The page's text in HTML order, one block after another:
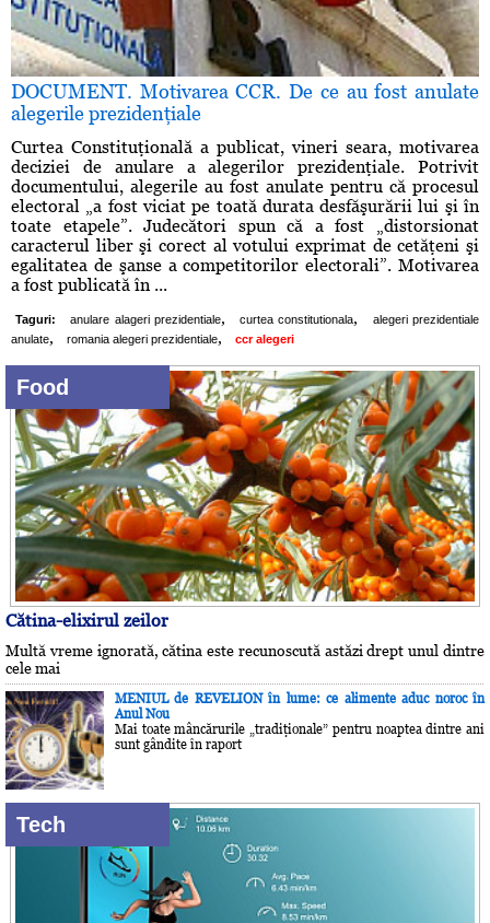
DOCUMENT. Motivarea CCR. De ce au fost anulate
alegerile prezidenţiale
Curtea Constituţională a publicat, vineri seara, motivarea
deciziei de anulare a alegerilor prezidenţiale. Potrivit
documentului, alegerile au fost anulate pentru că procesul
electoral „a fost viciat pe toată durata desfăşurării lui şi în
toate etapele”. Judecători spun că a fost „distorsionat
caracterul liber şi corect al votului exprimat de cetăţeni şi
egalitatea de şanse a competitorilor electorali”. Motivarea
a fost publicată în ...
Taguri: anulare alageri prezidentiale, curtea constitutionala,
alegeri prezidentiale
anulate, romania alegeri prezidentiale, ccr alegeri
Food
Cătina-elixirul zeilor
Multă vreme ignorată, cătina este recunoscută astăzi drept unul dintre
cele mai
MENIUL de REVELION în lume: ce alimente aduc noroc în
Anul Nou
Mai toate mâncărurile „tradiţionale” pentru noaptea dintre ani
sunt gândite în raport
Tech